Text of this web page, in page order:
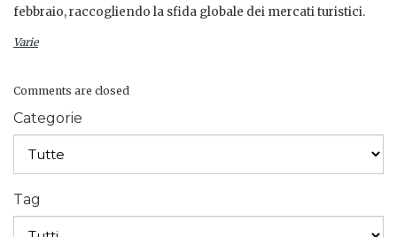
febbraio, raccogliendo la sfida globale dei mercati turistici.
Varie
Comments are closed
Categorie
Tag